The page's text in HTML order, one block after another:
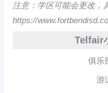
注意：学区可能会更改，
https://
Telfair
俱乐
游